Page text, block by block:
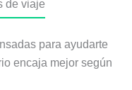
de viaje
para ayudarte
encaja mejor según